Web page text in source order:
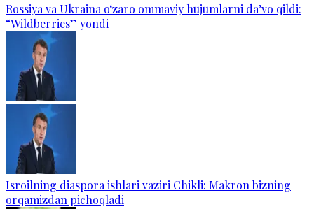
Rossiya va Ukraina o‘zaro ommaviy hujumlarni da’vo qildi:
“Wildberries” yondi
Isroilning diaspora ishlari vaziri Chikli: Makron bizning
orqamizdan pichoqladi